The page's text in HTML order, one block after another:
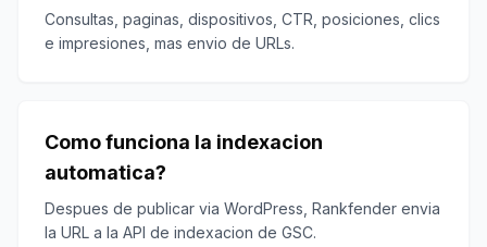
Consultas, paginas, dispositivos, CTR, posiciones, clics
e impresiones, mas envio de URLs.
Como funciona la indexacion
automatica?
Despues de publicar via WordPress, Rankfender envia
la URL a la API de indexacion de GSC.